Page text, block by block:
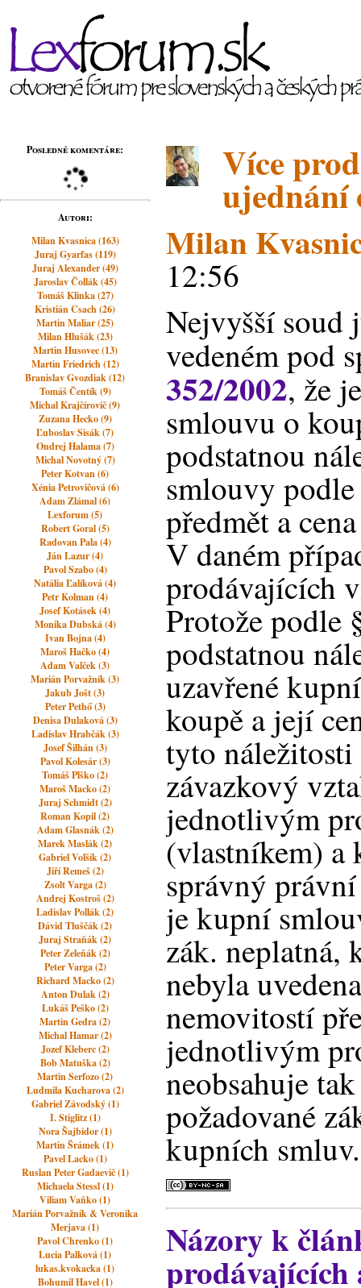
Posledné komentáre:
Autori:
Milan Kvasnica (163)
Juraj Gyarfas (119)
Juraj Alexander (49)
Jaroslav Čollák (45)
Tomáš Klinka (27)
Kristián Csach (26)
Martin Maliar (25)
Milan Hlušák (23)
Martin Husovec (13)
Martin Friedrich (12)
Branislav Gvozdiak (12)
Tomáš Čentík (9)
Michal Krajčírovič (9)
Zuzana Hecko (9)
Ľuboslav Sisák (7)
Ondrej Halama (7)
Michal Novotný (7)
Peter Kotvan (6)
Xénia Petrovičová (6)
Adam Zlámal (6)
Lexforum (5)
Robert Goral (5)
Radovan Pala (4)
Ján Lazur (4)
Pavol Szabo (4)
Natália Ľalíková (4)
Petr Kolman (4)
Josef Kotásek (4)
Monika Dubská (4)
Ivan Bojna (4)
Maroš Hačko (4)
Adam Valček (3)
Marián Porvažník (3)
Jakub Jošt (3)
Peter Pethő (3)
Denisa Dulaková (3)
Ladislav Hrabčák (3)
Josef Šilhán (3)
Pavol Kolesár (3)
Tomáš Plško (2)
Maroš Macko (2)
Juraj Schmidt (2)
Roman Kopil (2)
Adam Glasnák (2)
Marek Maslák (2)
Gabriel Volšík (2)
Jiří Remeš (2)
Zsolt Varga (2)
Andrej Kostroš (2)
Ladislav Pollák (2)
Dávid Tluščák (2)
Juraj Straňák (2)
Peter Zeleňák (2)
Peter Varga (2)
Richard Macko (2)
Anton Dulak (2)
Lukáš Peško (2)
Martin Gedra (2)
Michal Hamar (2)
Jozef Kleberc (2)
Bob Matuška (2)
Martin Serfozo (2)
Ludmila Kucharova (2)
Gabriel Závodský (1)
I. Stiglitz (1)
Nora Šajbidor (1)
Martin Šrámek (1)
Pavel Lacko (1)
Ruslan Peter Gadaevič (1)
Michaela Stessl (1)
Viliam Vaňko (1)
Marián Porvažník & Veronika
Merjava (1)
Pavol Chrenko (1)
Lucia Palková (1)
lukas.kvokacka (1)
Bohumil Havel (1)
Více
ujednání
Milan
12:56
Nejvyšší soud
vedeném pod
352/2002, že
smlouvu o
podstatnou
smlouvy
předmět a cena
V daném
prodávajících
Protože podle
podstatnou
uzavřené
koupě a její
tyto
závazkový
jednotlivým
(vlastníkem) a
správný
je kupní
zák. neplatná,
nebyla
nemovitostí
jednotlivým
neobsahuje
požadované
kupních smluv.
Názory k